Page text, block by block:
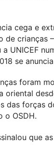
cega e
de crianças
a UNICEF
se
foram
oriental
das forças
o OSDH.
que